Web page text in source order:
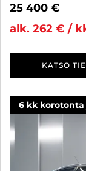
25 400 €
alk. 262 € /
KATSO
6 kk